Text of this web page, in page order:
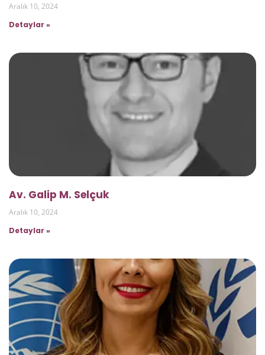
Aralık 10, 2024
Detaylar »
Av. Galip M. Selçuk
Aralık 10, 2024
Detaylar »